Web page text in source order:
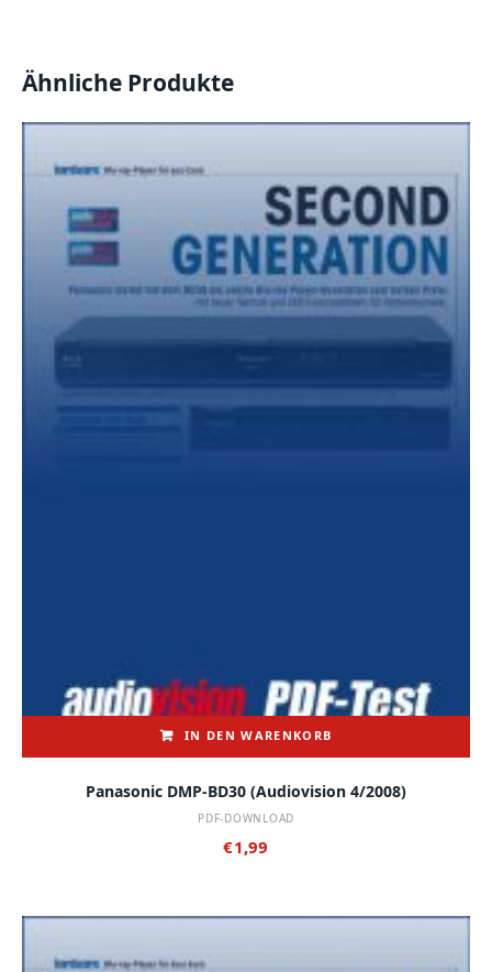
Ähnliche Produkte
IN DEN WARENKORB
Panasonic DMP-BD30 (audiovision 4/2008)
PDF-DOWNLOAD
€1,99